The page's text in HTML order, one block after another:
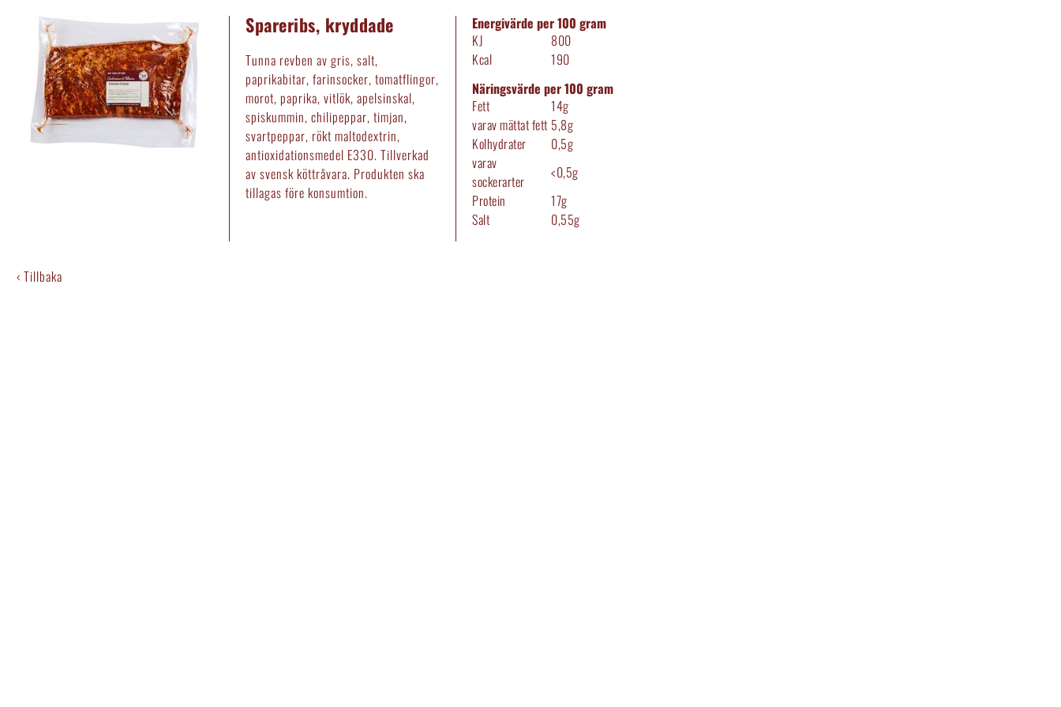
Spareribs, kryddade
Tunna revben av gris, salt,
paprikabitar, farinsocker, tomatflingor,
morot, paprika, vitlök, apelsinskal,
spiskummin, chilipeppar, timjan,
svartpeppar, rökt maltodextrin,
antioxidationsmedel E330. Tillverkad
av svensk köttråvara. Produkten ska
tillagas före konsumtion.
Energivärde per 100 gram
KJ
800
Kcal
190
Näringsvärde per 100 gram
Fett
14g
varav mättat fett 5,8g
Kolhydrater
0,5g
varav
sockerarter
<0,5g
Protein
17g
Salt
0,55g
‹ Tillbaka